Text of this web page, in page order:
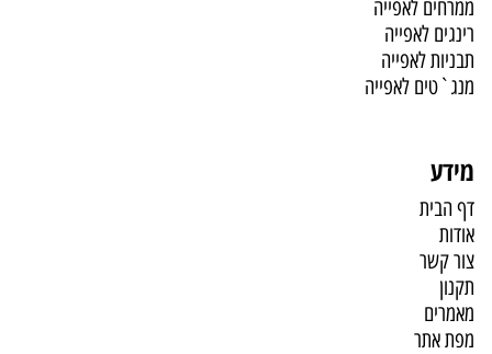
ממרחים לאפייה
רינגים לאפייה
תבניות לאפייה
מנג`טים לאפייה
מידע
דף הבית
אודות
צור קשר
תקנון
מאמרים
מפת אתר